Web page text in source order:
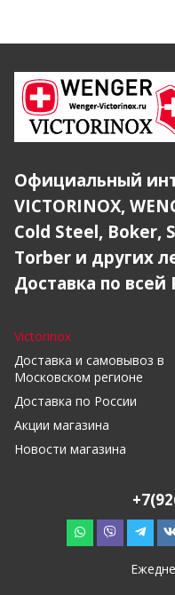
Официальный
VICTORINOX,
Cold Steel, Boker,
Torber и других
Доставка по всей
Victorinox
Доставка и самовывоз в
Московском регионе
Доставка по России
Акции магазина
Новости магазина